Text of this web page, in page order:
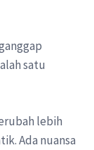
satu
lebih
Ada nuansa